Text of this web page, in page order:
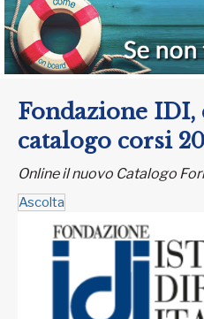
Fondazione
catalogo corsi
Online il nuovo Catalogo
Ascolta